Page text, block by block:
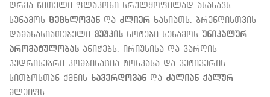
ღრმა წითელი ფლაკონი სრულყოფილად ასახავს
სუნამოს ცეცხლოვან და ძლიერ ხასიათს. ბრენდისთვის
დამახასიათებელი მუშკის ნოტები სუნამოს უნიკალურ
არომატულობას ანიჭებს. ირიუსისა და ვარდის
პუდრისებრი კომბინაცია ტონკასა და ვეტივერის
სითბოსთან ქმნის ხავერდოვან და ძალიან ქალურ
შლეიფს.